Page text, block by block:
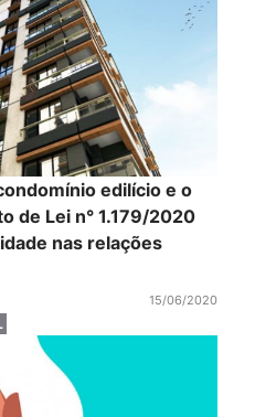
edilício e o
de Lei n° 1.179/2020
nas relações
15/06/2020